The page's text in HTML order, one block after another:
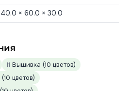
40.0 × 60.0 × 30.0
I1 Вышивка (10 цветов)
цветов)